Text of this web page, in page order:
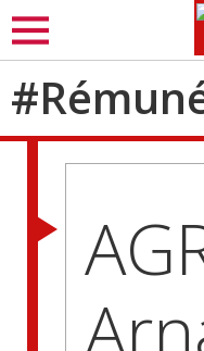
Aller
au
contenu
principal
#